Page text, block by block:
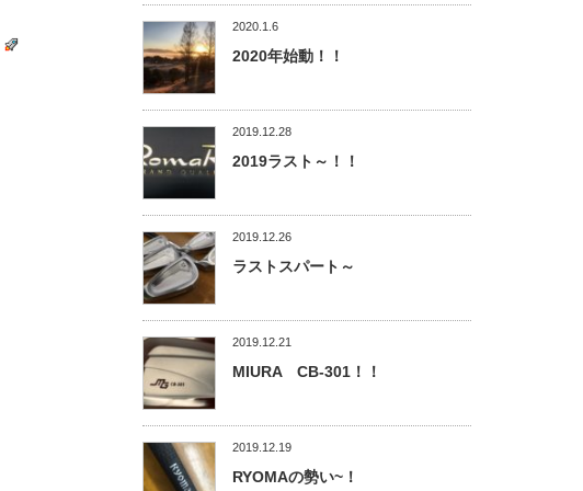
2020.1.6
2020年始動！！
2019.12.28
2019ラスト～！！
2019.12.26
ラストスパート～
2019.12.21
MIURA CB-301！！
2019.12.19
RYOMAの勢い~！